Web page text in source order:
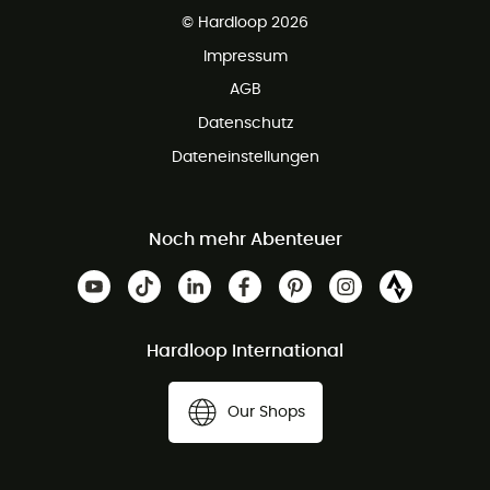
© Hardloop 2026
Impressum
AGB
Datenschutz
Dateneinstellungen
Noch mehr Abenteuer
Hardloop International
Our Shops